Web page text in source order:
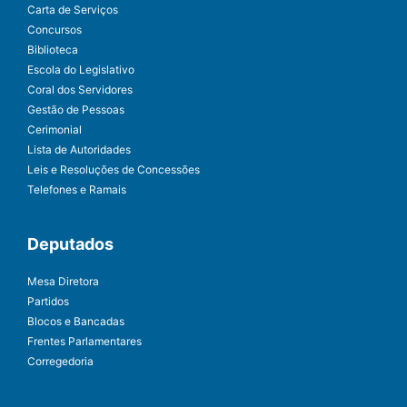
Carta de Serviços
Concursos
Biblioteca
Escola do Legislativo
Coral dos Servidores
Gestão de Pessoas
Cerimonial
Lista de Autoridades
Leis e Resoluções de Concessões
Telefones e Ramais
Deputados
Mesa Diretora
Partidos
Blocos e Bancadas
Frentes Parlamentares
Corregedoria